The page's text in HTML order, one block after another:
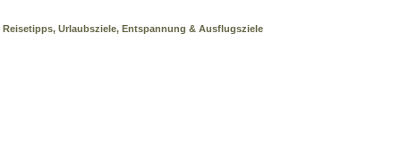
Reisetipps, Urlaubsziele, Entspannung & Ausflugsziele